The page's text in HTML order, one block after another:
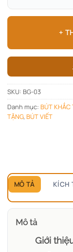
+
SKU: BG-03
Danh mục: BÚT KHẮC
TẶNG, BÚT VIẾT
MÔ TẢ KÍCH
Mô tả
Giới